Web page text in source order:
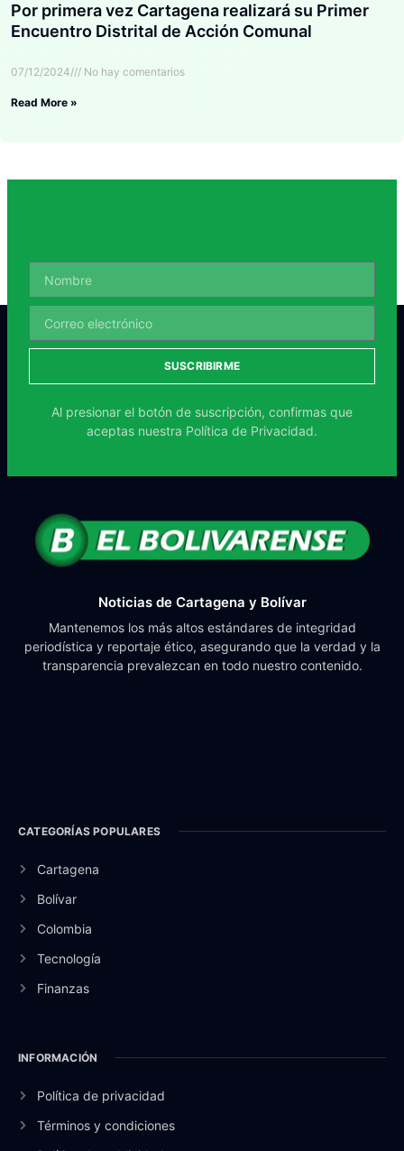
Por primera vez Cartagena realizará su Primer
Encuentro Distrital de Acción Comunal
07/12/2024 No hay comentarios
Read More »
SUSCRIBIRME
Al presionar el botón de suscripción, confirmas que
aceptas nuestra Política de Privacidad.
Noticias de Cartagena y Bolívar
Mantenemos los más altos estándares de integridad
periodística y reportaje ético, asegurando que la verdad y la
transparencia prevalezcan en todo nuestro contenido.
CATEGORÍAS POPULARES
Cartagena
Bolívar
Colombia
Tecnología
Finanzas
INFORMACIÓN
Política de privacidad
Términos y condiciones